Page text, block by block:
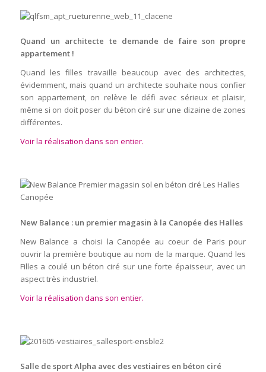
Quand un architecte te demande de faire son propre
appartement !
Quand les filles travaille beaucoup avec des architectes,
évidemment, mais quand un architecte souhaite nous confier
son appartement, on relève le défi avec sérieux et plaisir,
même si on doit poser du béton ciré sur une dizaine de zones
différentes.
Voir la réalisation dans son entier.
New Balance : un premier magasin à la Canopée des Halles
New Balance a choisi la Canopée au coeur de Paris pour
ouvrir la première boutique au nom de la marque. Quand les
Filles a coulé un béton ciré sur une forte épaisseur, avec un
aspect très industriel.
Voir la réalisation dans son entier.
Salle de sport Alpha avec des vestiaires en béton ciré